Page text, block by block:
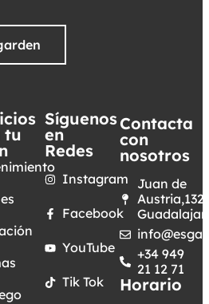
tu
Síguenos
en
Redes
Instagram
Facebook
YouTube
Tik Tok
Contacta
con
nosotros
Juan de
Austria,132.
+34 949
21 12 71
Horario